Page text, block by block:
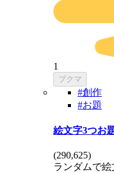
1
ブクマ
#創作
#お題
絵文字3つお
(290,625)
ランダムで